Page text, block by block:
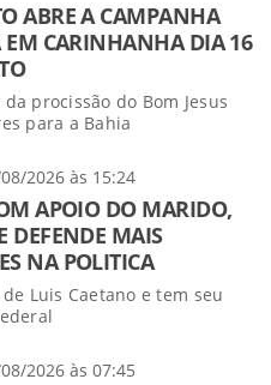
ABRE A CAMPANHA
EM CARINHANHA DIA 16
procissão do Bom Jesus
para a Bahia
2026 às 15:24
APOIO DO MARIDO,
DEFENDE MAIS
NA POLITICA
Luis Caetano e tem seu
2026 às 07:45